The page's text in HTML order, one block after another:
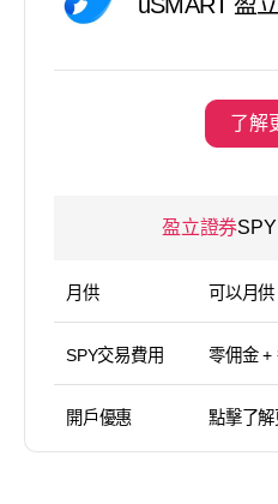
了解
盈立證券
月供 可以月供
SPY交易費用 零佣金 +
開戶優惠 點擊了